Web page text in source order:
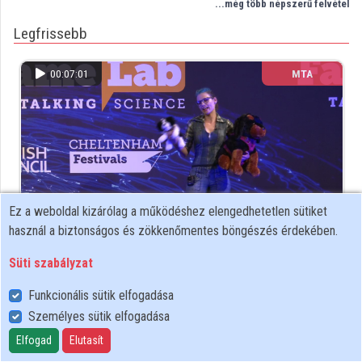
Közreműködők
...még több népszerű felvétel
Legfrissebb
00:07:01 MTA
Vékony Kata - A kutyák szociális élete
Ez a weboldal kizárólag a működéshez elengedhetetlen sütiket
használ a biztonságos és zökkenőmentes böngészés érdekében.
Süti szabályzat
Funkcionális sütik elfogadása
Személyes sütik elfogadása
Elfogad Elutasít